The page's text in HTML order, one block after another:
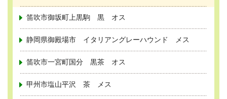
笛吹市御坂町上黒駒 黒 オス
静岡県御殿場市 イタリアングレーハウンド メス
笛吹市一宮町国分 黒茶 オス
甲州市塩山平沢 茶 メス